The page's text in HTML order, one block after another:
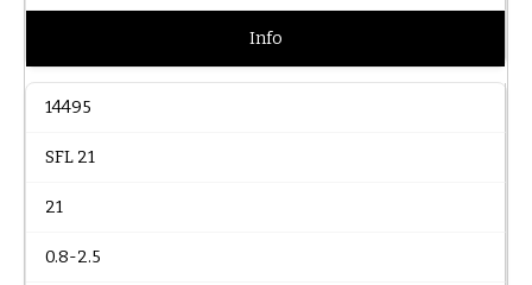
Info
14495
SFL 21
21
0.8-2.5